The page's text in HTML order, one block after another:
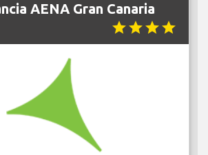
AENA Gran Canaria
starstarstarstar